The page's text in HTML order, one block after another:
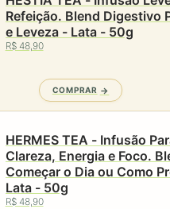
Refeição. Blend Digestivo
e Leveza - Lata - 50g
R$ 48,90
COMPRAR
HERMES TEA - Infusão
Clareza, Energia e Foco. Blend Ideal Para
Começar o Dia ou Como
Lata - 50g
R$ 48,90